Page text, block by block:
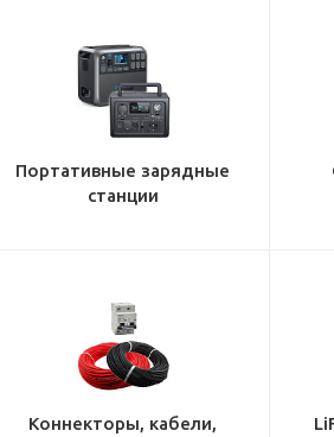
Портативные зарядные
станции
Коннекторы, кабели,